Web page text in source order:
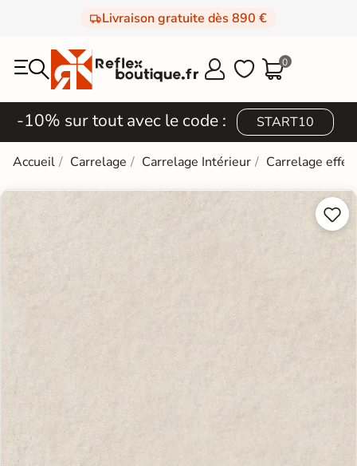
Livraison gratuite dès 890 €
  0
-10% sur tout avec le code : START10
Accueil Carrelage Carrelage Intérieur Carrelage effet

